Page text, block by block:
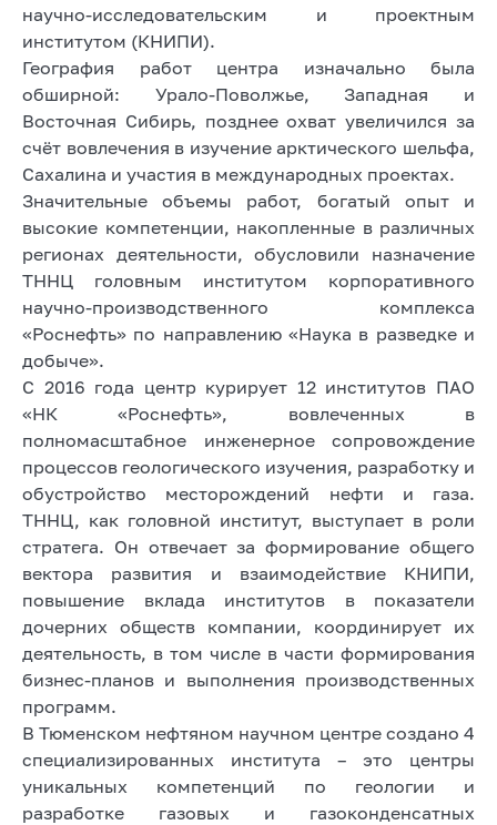
научно-исследовательским и проектным
институтом (КНИПИ).
География работ центра изначально была
обширной: Урало-Поволжье, Западная и
Восточная Сибирь, позднее охват увеличился за
счёт вовлечения в изучение арктического шельфа,
Сахалина и участия в международных проектах.
Значительные объемы работ, богатый опыт и
высокие компетенции, накопленные в различных
регионах деятельности, обусловили назначение
ТННЦ головным институтом корпоративного
научно-производственного комплекса
«Роснефть» по направлению «Наука в разведке и
добыче».
С 2016 года центр курирует 12 институтов ПАО
«НК «Роснефть», вовлеченных в
полномасштабное инженерное сопровождение
процессов геологического изучения, разработку и
обустройство месторождений нефти и газа.
ТННЦ, как головной институт, выступает в роли
стратега. Он отвечает за формирование общего
вектора развития и взаимодействие КНИПИ,
повышение вклада институтов в показатели
дочерних обществ компании, координирует их
деятельность, в том числе в части формирования
бизнес-планов и выполнения производственных
программ.
В Тюменском нефтяном научном центре создано 4
специализированных института – это центры
уникальных компетенций по геологии и
разработке газовых и газоконденсатных